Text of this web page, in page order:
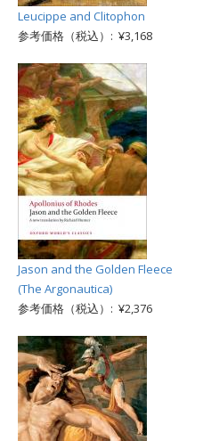
Leucippe and Clitophon
参考価格（税込）: ¥3,168
Jason and the Golden Fleece
(The Argonautica)
参考価格（税込）: ¥2,376